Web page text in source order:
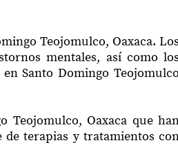
Teojomulco, Oaxaca. Los
mentales, así como
Santo Domingo Teojomulco
Teojomulco, Oaxaca que
terapias y tratamientos